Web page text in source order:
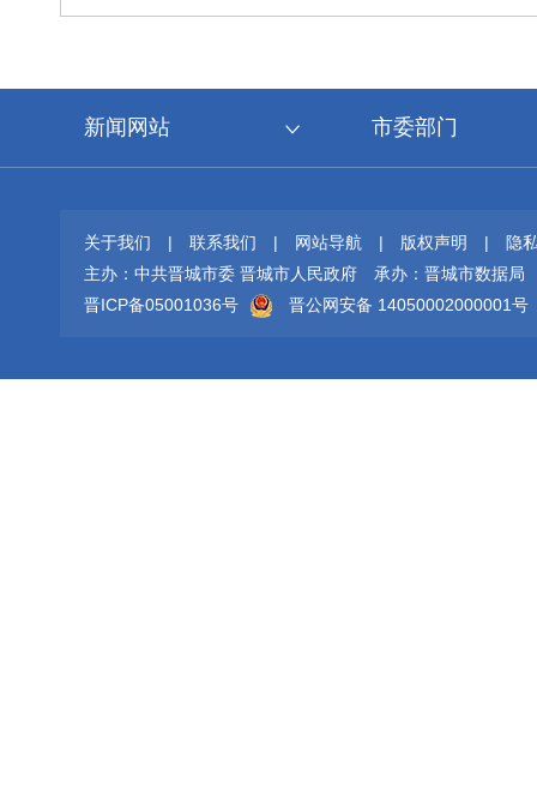
新闻网站 市委部门
关于我们 | 联系我们 | 网站导航 | 版权声明 |
隐
主办：中共晋城市委 晋城市人民政府
承办：晋城市数据局
晋ICP备05001036号
晋公网安备 14050002000001号